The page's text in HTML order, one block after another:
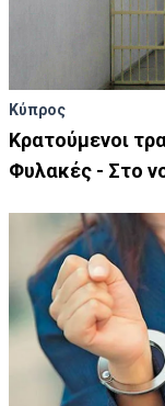
Κύπρος
Κρατούμενοι
Φυλακές - Στο